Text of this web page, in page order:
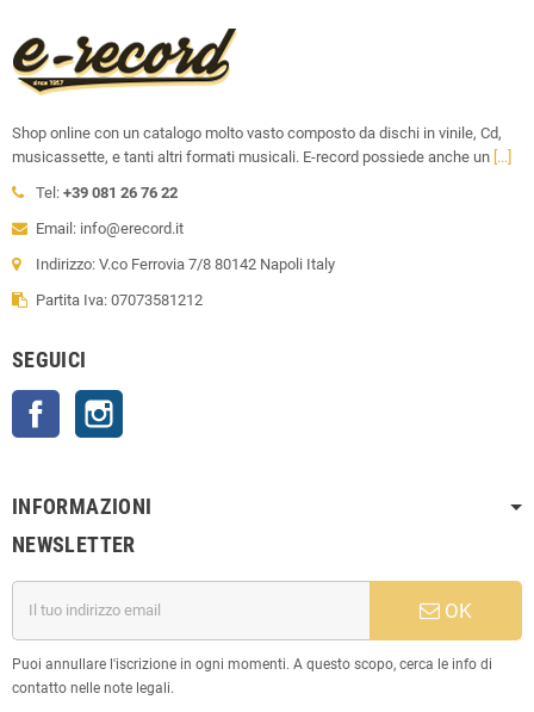
Shop online con un catalogo molto vasto composto da dischi in vinile, Cd,
musicassette, e tanti altri formati musicali. E-record possiede anche un [...]
Tel: +39 081 26 76 22
Email: info@erecord.it
Indirizzo: V.co Ferrovia 7/8 80142 Napoli Italy
Partita Iva: 07073581212
SEGUICI
Facebook
INFORMAZIONI
NEWSLETTER
OK
Puoi annullare l'iscrizione in ogni momenti. A questo scopo, cerca le info di
contatto nelle note legali.